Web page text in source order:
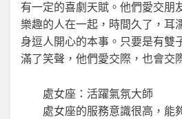
有一定的喜劇天賦。他們愛交朋
樂趣的人在一起，時間久了，耳
身逗人開心的本事。只要是有雙
滿了笑聲，他們愛交際，也會交
處女座：活躍氣氛大師
處女座的服務意識很高，能